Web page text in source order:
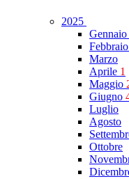
2025
Gennaio
Febbraio
Marzo
Aprile 1
Maggio
Giugno
Luglio
Agosto
Ottobre